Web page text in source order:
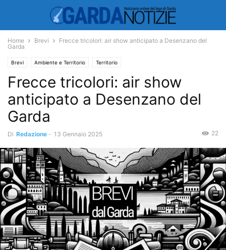
Home Brevi
Frecce tricolori: air show anticipato a Desenzano del
Garda
Brevi Ambiente e Territorio Territorio
Frecce tricolori: air show
anticipato a Desenzano del
Garda
Di Redazione - 13 Gennaio 2025 22